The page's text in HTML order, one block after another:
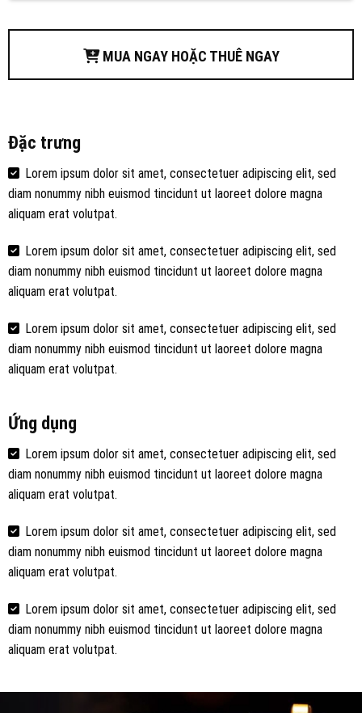
MUA NGAY HOẶC THUÊ NGAY
Đặc trưng
Lorem ipsum dolor sit amet, consectetuer adipiscing elit, sed
diam nonummy nibh euismod tincidunt ut laoreet dolore magna
aliquam erat volutpat.
Lorem ipsum dolor sit amet, consectetuer adipiscing elit, sed
diam nonummy nibh euismod tincidunt ut laoreet dolore magna
aliquam erat volutpat.
Lorem ipsum dolor sit amet, consectetuer adipiscing elit, sed
diam nonummy nibh euismod tincidunt ut laoreet dolore magna
aliquam erat volutpat.
Ứng dụng
Lorem ipsum dolor sit amet, consectetuer adipiscing elit, sed
diam nonummy nibh euismod tincidunt ut laoreet dolore magna
aliquam erat volutpat.
Lorem ipsum dolor sit amet, consectetuer adipiscing elit, sed
diam nonummy nibh euismod tincidunt ut laoreet dolore magna
aliquam erat volutpat.
Lorem ipsum dolor sit amet, consectetuer adipiscing elit, sed
diam nonummy nibh euismod tincidunt ut laoreet dolore magna
aliquam erat volutpat.